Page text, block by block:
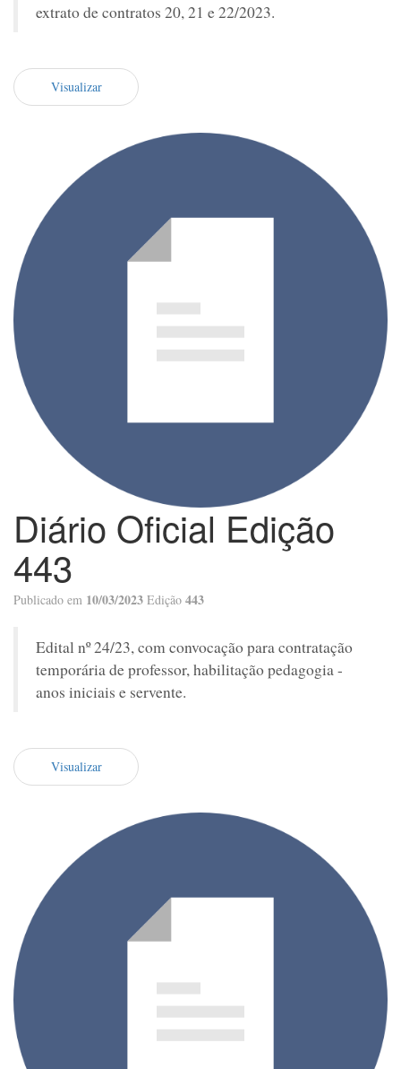
extrato de contratos 20, 21 e 22/2023.
Visualizar
Diário Oficial Edição
443
Publicado em 10/03/2023 Edição 443
Edital nº 24/23, com convocação para contratação
temporária de professor, habilitação pedagogia -
anos iniciais e servente.
Visualizar